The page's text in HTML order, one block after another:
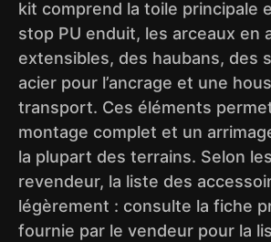
kit comprend la toile principale
stop PU enduit, les arceaux en
extensibles, des haubans, des
acier pour l’ancrage et une
transport. Ces éléments
montage complet et un
la plupart des terrains. Selon
revendeur, la liste des
légèrement : consulte la fiche
fournie par le vendeur pour la